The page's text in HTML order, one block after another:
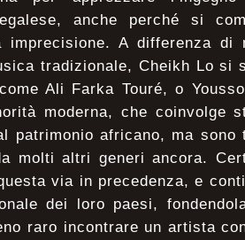
anche perché si
imprecisione. A differenza
tradizionale, Cheikh Lo si
Ali Farka Touré, o
moderna, che coinvolge
patrimonio africano, ma
molti altri generi ancora.
via in precedenza, e
dei loro paesi,
raro incontrare un artista